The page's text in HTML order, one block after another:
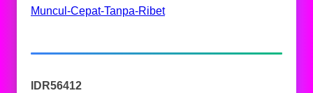
Muncul-Cepat-Tanpa-Ribet
IDR56412